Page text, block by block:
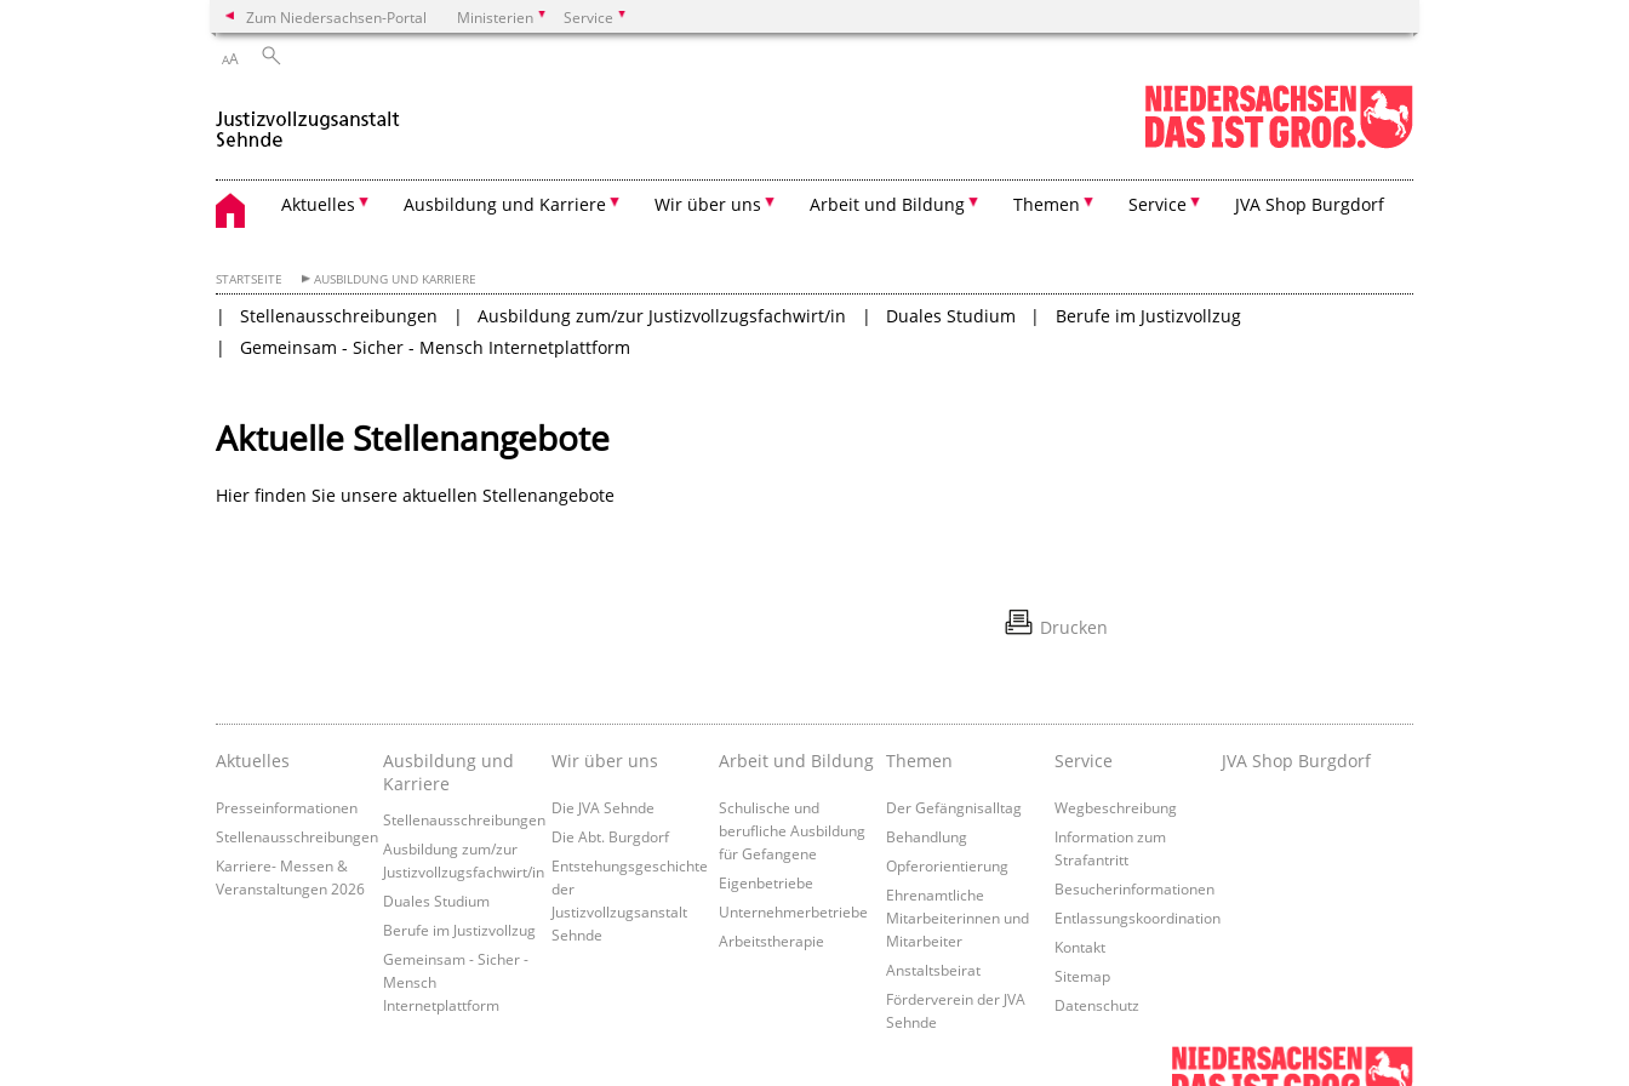
Zum Niedersachsen-Portal Ministerien Service
AA
Aktuelles Ausbildung und Karriere Wir über uns Arbeit und Bildung Themen Service JVA Shop Burgdorf
STARTSEITE AUSBILDUNG UND KARRIERE
Stellenausschreibungen Ausbildung zum/zur Justizvollzugsfachwirt/in Duales Studium
Berufe im Justizvollzug
Gemeinsam - Sicher - Mensch Internetplattform
Aktuelle Stellenangebote
Hier finden Sie unsere aktuellen Stellenangebote
Drucken
Aktuelles
Presseinformationen
Stellenausschreibungen
Karriere- Messen &
Veranstaltungen 2026
Ausbildung und
Karriere
Stellenausschreibungen
Ausbildung zum/zur
Justizvollzugsfachwirt/in
Duales Studium
Berufe im Justizvollzug
Gemeinsam - Sicher -
Mensch
Internetplattform
Wir über uns
Die JVA Sehnde
Die Abt. Burgdorf
Entstehungsgeschichte
der
Justizvollzugsanstalt
Sehnde
Arbeit und Bildung
Schulische und
berufliche Ausbildung
für Gefangene
Eigenbetriebe
Unternehmerbetriebe
Arbeitstherapie
Themen
Der Gefängnisalltag
Behandlung
Opferorientierung
Ehrenamtliche
Mitarbeiterinnen und
Mitarbeiter
Anstaltsbeirat
Förderverein der JVA
Sehnde
Service
Wegbeschreibung
Information zum
Strafantritt
Besucherinformationen
Entlassungskoordination
Kontakt
Sitemap
Datenschutz
JVA Shop Burgdorf